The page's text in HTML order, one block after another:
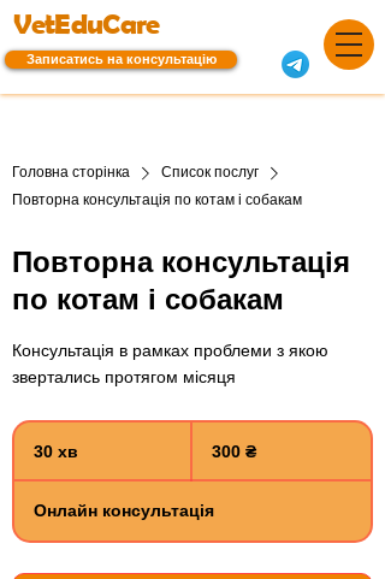
VetEduCare
Записатись на консультацію
Головна сторінка
Список послуг
Повторна консультація по котам і собакам
Повторна консультація
по котам і собакам
Консультація в рамках проблеми з якою
звертались протягом місяця
30 хв
в
гривень
300 ₴
Онлайн консультація